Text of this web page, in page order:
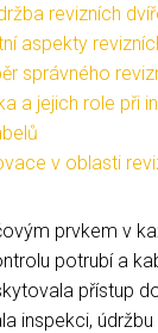
revizních
aspekty
správného
a jejich role při
v oblasti
prvkem v
potrubí a
přístup
inspekci, údržbu